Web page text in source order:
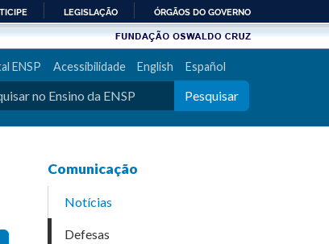
LEGISLAÇÃO ÓRGÃOS DO GOVERNO
ENSP Acessibilidade English Español
Pesquisar
Comunicação
Notícias
Defesas